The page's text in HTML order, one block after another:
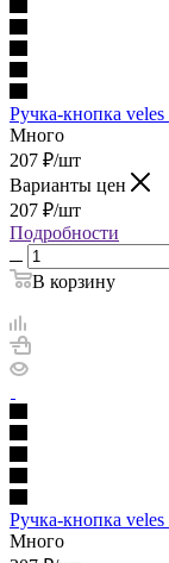
Ручка-кнопка
Много
207 ₽/шт
Варианты цен
207 ₽/шт
Подробности
В корзину
Ручка-кнопка
Много